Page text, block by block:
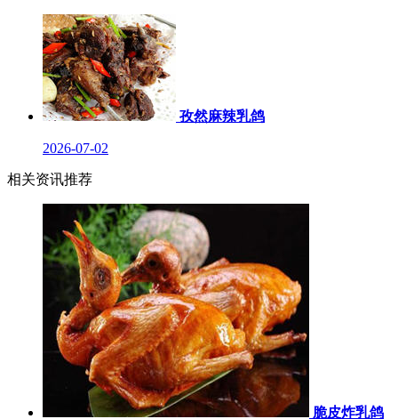
孜然麻辣乳鸽
2026-07-02
相关资讯推荐
脆皮炸乳鸽